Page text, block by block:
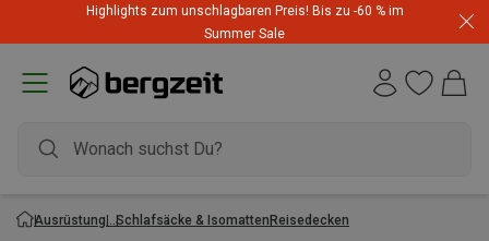
Highlights zum unschlagbaren Preis! Bis zu -60 % im
Summer Sale
Ausrüstung Schlafsäcke & IsomattenReisedecken